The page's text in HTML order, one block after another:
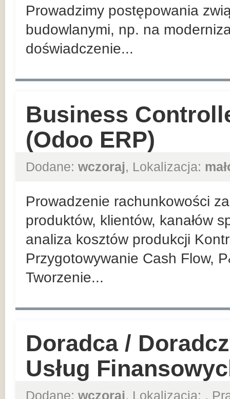
Prowadzimy postępowania
budowlanymi, np. na
doświadczenie...
Business
(Odoo ERP)
Dodane: wczoraj, Lokalizacja:
Prowadzenie rachunkowości
produktów, klientów, kanałów
analiza kosztów produkcji
Przygotowywanie Cash Flow,
Tworzenie...
Doradca /
Usług
Dodane: wczoraj, Lokalizacja: ,